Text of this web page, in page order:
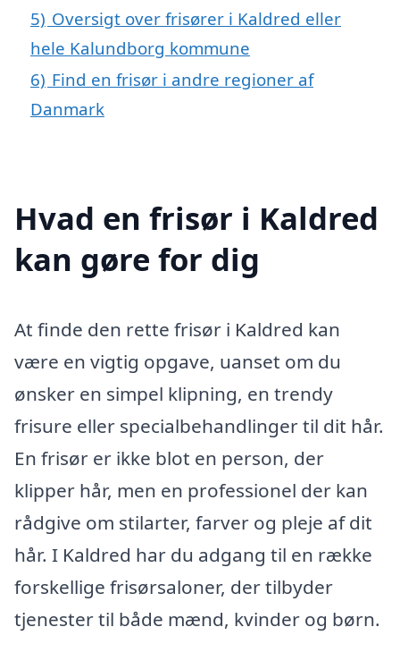
5) Oversigt over frisører i Kaldred eller
hele Kalundborg kommune
6) Find en frisør i andre regioner af
Danmark
Hvad en frisør i Kaldred
kan gøre for dig
At finde den rette frisør i Kaldred kan
være en vigtig opgave, uanset om du
ønsker en simpel klipning, en trendy
frisure eller specialbehandlinger til dit hår.
En frisør er ikke blot en person, der
klipper hår, men en professionel der kan
rådgive om stilarter, farver og pleje af dit
hår. I Kaldred har du adgang til en række
forskellige frisørsaloner, der tilbyder
tjenester til både mænd, kvinder og børn.